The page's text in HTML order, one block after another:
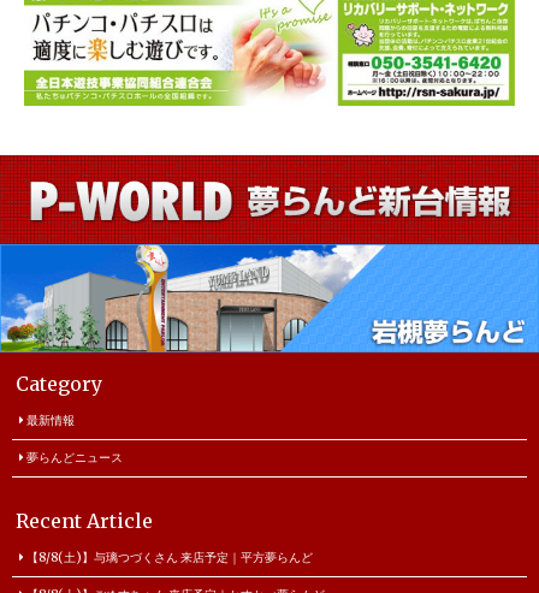
Category
最新情報
夢らんどニュース
Recent Article
【8/8(土)】与璃つづくさん 来店予定｜平方夢らんど